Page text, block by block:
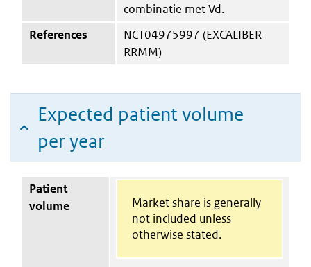
combinatie met Vd.
References
NCT04975997 (EXCALIBER-
RRMM)
Expected patient volume
per year
Patient
volume
Market share is generally
not included unless
otherwise stated.